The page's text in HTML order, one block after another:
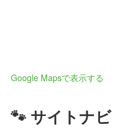
Google Mapsで表示する
🐾 サイトナビ